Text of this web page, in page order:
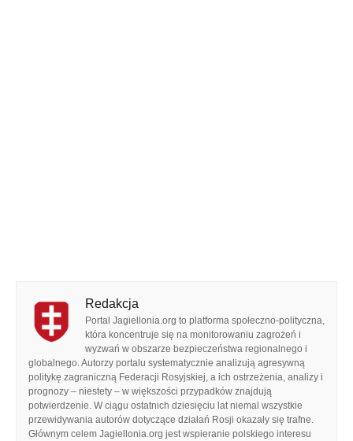
Redakcja
Portal Jagiellonia.org to platforma społeczno-polityczna,
która koncentruje się na monitorowaniu zagrożeń i
wyzwań w obszarze bezpieczeństwa regionalnego i
globalnego. Autorzy portalu systematycznie analizują agresywną
politykę zagraniczną Federacji Rosyjskiej, a ich ostrzeżenia, analizy i
prognozy – niestety – w większości przypadków znajdują
potwierdzenie. W ciągu ostatnich dziesięciu lat niemal wszystkie
przewidywania autorów dotyczące działań Rosji okazały się trafne.
Głównym celem Jagiellonia.org jest wspieranie polskiego interesu